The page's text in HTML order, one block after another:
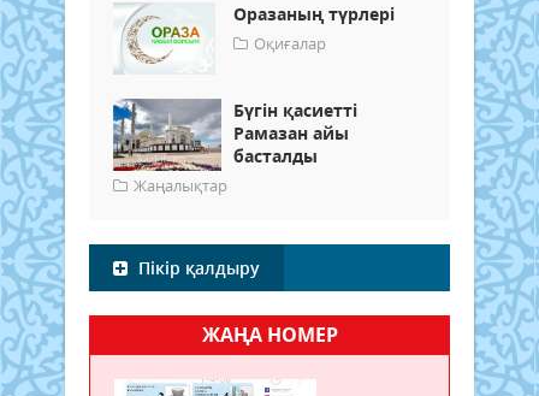
Оразаның түрлері
Оқиғалар
Бүгін қасиетті
Рамазан айы
басталды
Жаңалықтар
Пікір қалдыру
ЖАҢА НОМЕР